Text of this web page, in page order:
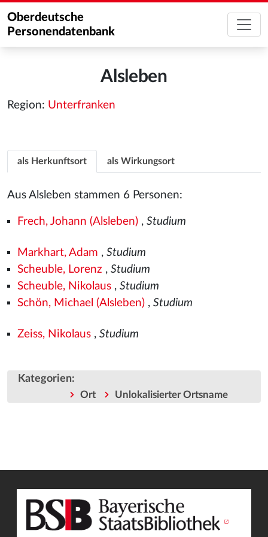
Oberdeutsche
Personendatenbank
Alsleben
Region: Unterfranken
als Herkunftsort als Wirkungsort
Aus Alsleben stammen 6 Personen:
Frech, Johann (Alsleben), Studium
Markhart, Adam , Studium
Scheuble, Lorenz , Studium
Scheuble, Nikolaus, Studium
Schön, Michael (Alsleben), Studium
Zeiss, Nikolaus, Studium
Kategorien:
Ort Unlokalisierter Ortsname